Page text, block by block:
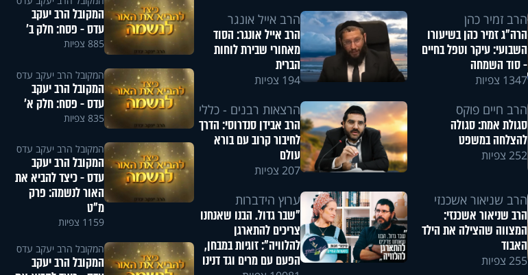
הרב זמיר כהן
הרה"ג זמיר כהן בשיעורו
השבועי: עיקר וטפל בחיים
- סוד השמחה
1347 צפיות
הרב אייל אונגר
הרב אייל אונגר: הסוד
מאחורי שבירת לוחות
הברית
194 צפיות
הרב חיים פוקס
סגולת אמת: סגולה
להצלחה במשפט
252 צפיות
הרצאות רבנים - כללי
הרב אבידן סנדרוסי: הדרך
לחיבור קרוב עם בורא
עולם
207 צפיות
הרב שניאור אשכנזי
הרב שניאור אשכנזי:
המצווה שהצילה את הילד
האבוד
255 צפיות
ערוץ הידברות
"שבר גדול. הבנו שאנחנו
צריכים להתארגן
להלוויה": זוגיות במבחן,
הפעם עם מרים וגד דנינו
המקובל הרב יעקב
עדס - פסח: חלק ב'
885 צפיות
המקובל הרב יעקב עדס
המקובל הרב יעקב
עדס - פסח: חלק א'
835 צפיות
המקובל הרב יעקב עדס
המקובל הרב יעקב
עדס - כיצד להביא את
האור לנשמה: פרק
מ"ט
1159 צפיות
המקובל הרב יעקב עדס
המקובל הרב יעקב